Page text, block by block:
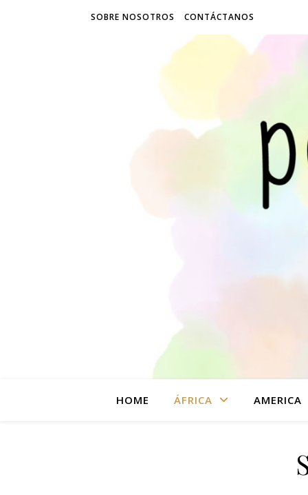
SOBRE NOSOTROS CONTÁCTANOS
HOME ÁFRICA AMERICA